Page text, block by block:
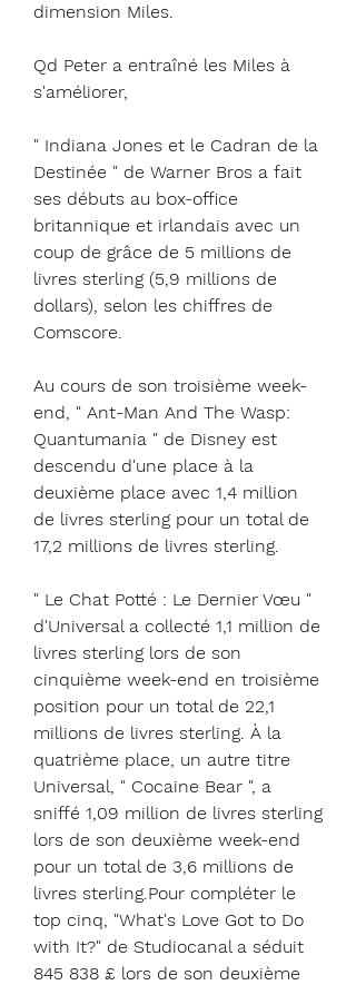
dimension Miles.
Qd Peter a entraîné les Miles à
s'améliorer,
" Indiana Jones et le Cadran de la
Destinée " de Warner Bros a fait
ses débuts au box-office
britannique et irlandais avec un
coup de grâce de 5 millions de
livres sterling (5,9 millions de
dollars), selon les chiffres de
Comscore.
Au cours de son troisième week-
end, " Ant-Man And The Wasp:
Quantumania " de Disney est
descendu d'une place à la
deuxième place avec 1,4 million
de livres sterling pour un total de
17,2 millions de livres sterling.
" Le Chat Potté : Le Dernier Vœu "
d'Universal a collecté 1,1 million de
livres sterling lors de son
cinquième week-end en troisième
position pour un total de 22,1
millions de livres sterling. À la
quatrième place, un autre titre
Universal, " Cocaine Bear ", a
sniffé 1,09 million de livres sterling
lors de son deuxième week-end
pour un total de 3,6 millions de
livres sterling.Pour compléter le
top cinq, "What's Love Got to Do
with It?" de Studiocanal a séduit
845 838 £ lors de son deuxième